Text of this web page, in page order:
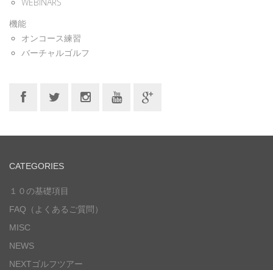
WEBINARS
機能
オンコース練習
バーチャルゴルフ
CATEGORIES
１０の基礎項目
FAQ（よくあるご質問）
MISC
NEWS
NEXTゴルフツアー